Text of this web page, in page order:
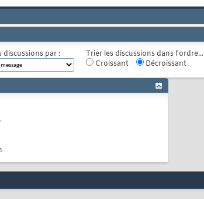
discussions par :
Trier les discussions dans l'ordre...
Croissant
Décroissant